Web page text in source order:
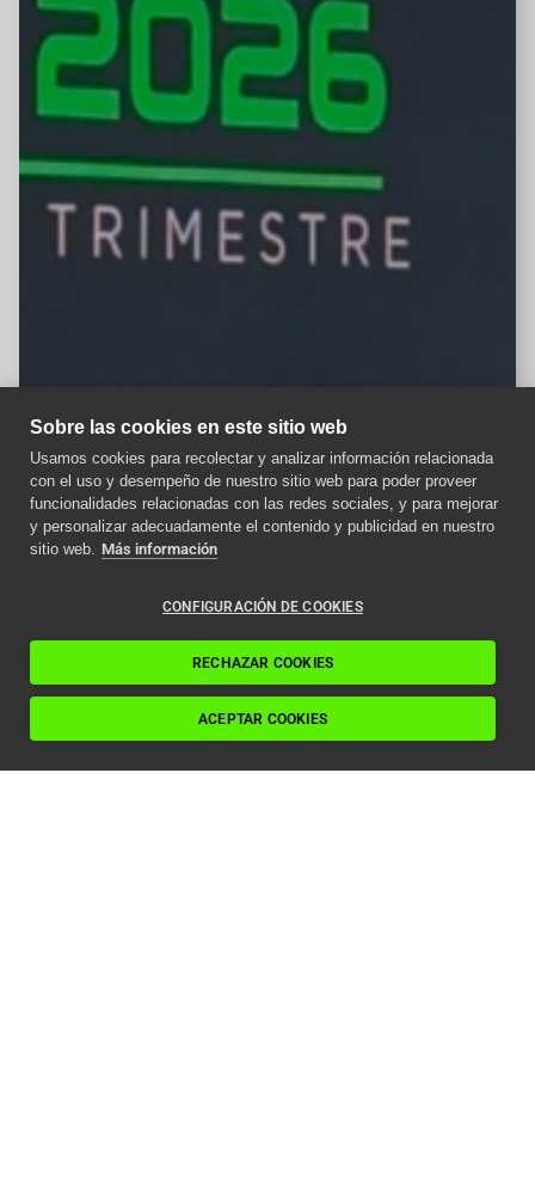
Sobre las cookies en este sitio web
Usamos cookies para recolectar y analizar información relacionada
con el uso y desempeño de nuestro sitio web para poder proveer
funcionalidades relacionadas con las redes sociales, y para mejorar
y personalizar adecuadamente el contenido y publicidad en nuestro
sitio web. Más información
CONFIGURACIÓN DE COOKIES
RECHAZAR COOKIES
ACEPTAR COOKIES
Aviso importante
Como afecta la nueva
ascensores en 2024
Leer artículo